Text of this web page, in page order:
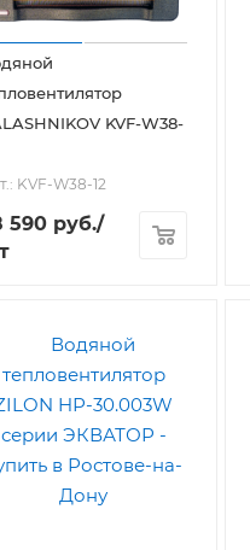
KVF-W38-
KVF-W38-12
590 руб./